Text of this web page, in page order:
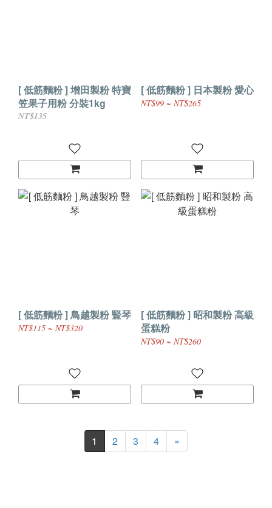
[ 低筋麵粉 ] 增田製粉 特寶
笠果子用粉 分裝1kg
NT$135
[ 低筋麵粉 ] 日本製粉 愛心
NT$99 ~ NT$265
[ 低筋麵粉 ] 鳥越製粉 豎琴
NT$115 ~ NT$320
[ 低筋麵粉 ] 昭和製粉 高級
蛋糕粉
NT$90 ~ NT$260
1 2 3 4 »